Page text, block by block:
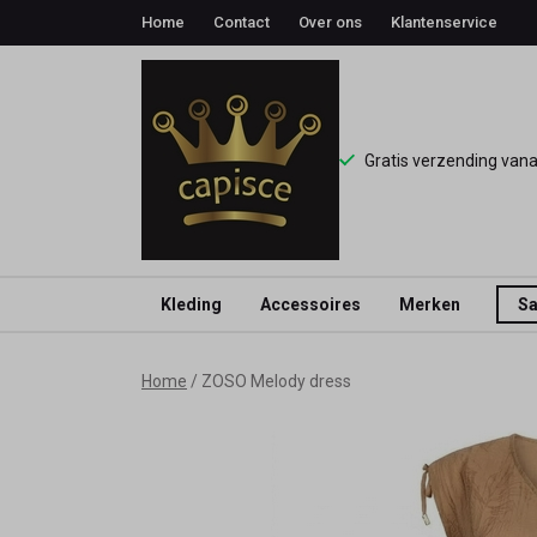
Home Contact Over ons Klantenservice
Gratis verzending
Kleding Accessoires Merken
ZOSOHome ZOSO Melody dress